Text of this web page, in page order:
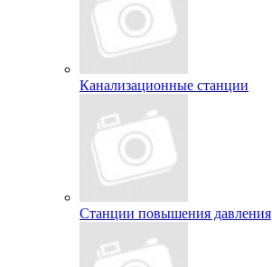
Канализационные станции
Станции повышения давления